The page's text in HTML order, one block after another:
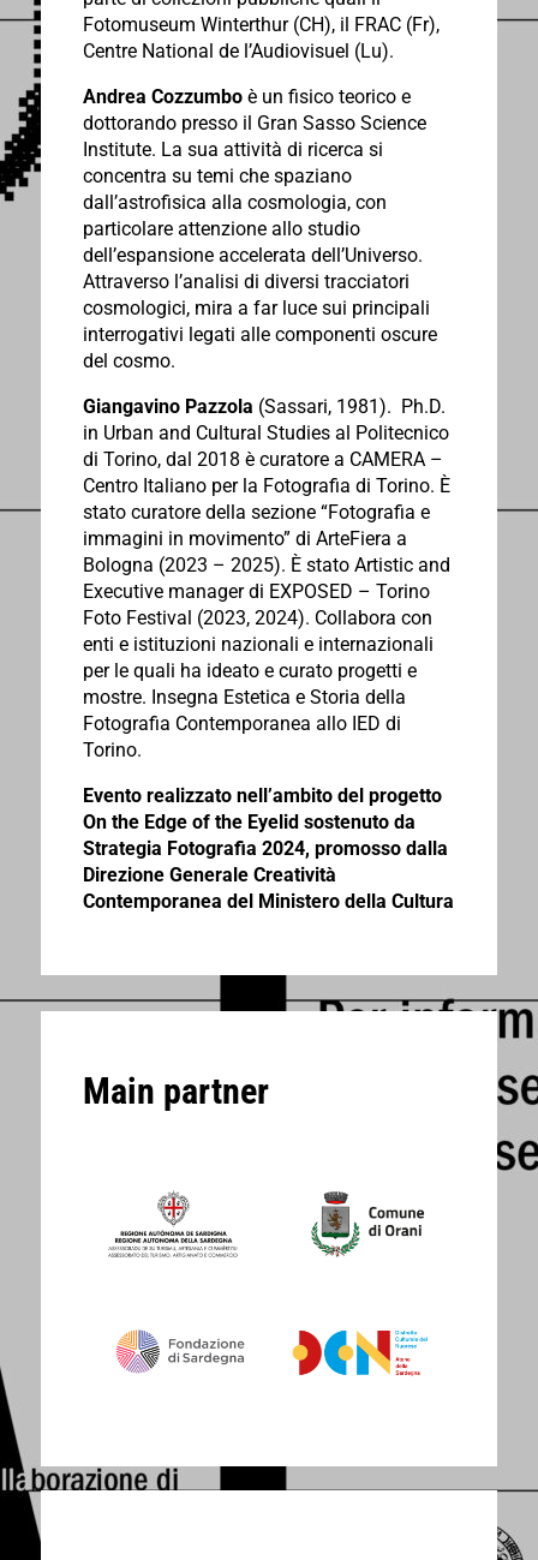
Fotomuseum Winterthur (CH), il FRAC (Fr),
Centre National de l’Audiovisuel (Lu).
Andrea Cozzumboè un fisico teorico e
dottorando presso il Gran Sasso Science
Institute. La sua attività di ricerca si
concentra su temi che spaziano
dall’astrofisica alla cosmologia, con
particolare attenzione allo studio
dell’espansione accelerata dell’Universo.
Attraverso l’analisi di diversi tracciatori
cosmologici, mira a far luce sui principali
interrogativi legati alle componenti oscure
del cosmo.
Giangavino Pazzola (Sassari, 1981). Ph.D.
in Urban and Cultural Studies al Politecnico
di Torino, dal 2018 è curatore a CAMERA –
Centro Italiano per la Fotografia di Torino. È
stato curatore della sezione “Fotografia e
immagini in movimento” di ArteFiera a
Bologna (2023 – 2025). È stato Artistic and
Executive manager di EXPOSED – Torino
Foto Festival (2023, 2024). Collabora con
enti e istituzioni nazionali e internazionali
per le quali ha ideato e curato progetti e
mostre. Insegna Estetica e Storia della
Fotografia Contemporanea allo IED di
Torino.
Evento realizzato nell’ambito del progetto
On the Edge of the Eyelid sostenuto da
Strategia Fotografia 2024, promosso dalla
Direzione Generale Creatività
Contemporanea del Ministero della Cultura
Main partner